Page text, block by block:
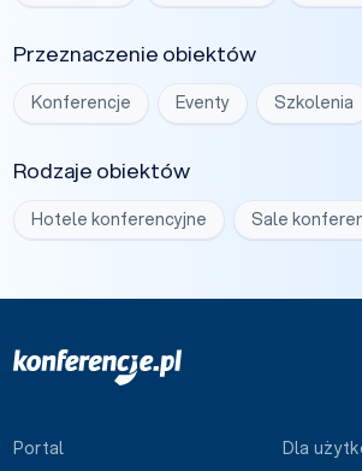
Przeznaczenie obiektów
Konferencje Eventy Szkolenia
Rodzaje obiektów
Hotele konferencyjne Sale
Portal Dla